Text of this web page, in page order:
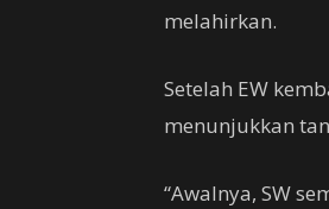
melahirkan.
Setelah EW
menunjukkan
“Awalnya, SW